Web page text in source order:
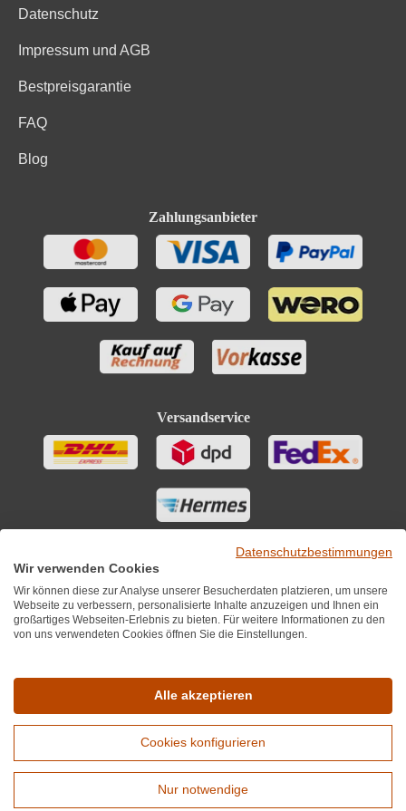
Datenschutz
Impressum und AGB
Bestpreisgarantie
FAQ
Blog
Zahlungsanbieter
Versandservice
*Alle Preise inkl. MwST zzgl. 5,90€ Versandkosten je Winzer.
Versandkostenfrei ab 12 Flaschen je Winzer.
Datenschutzbestimmungen
Wir verwenden Cookies
Wir können diese zur Analyse unserer Besucherdaten platzieren, um unsere
Webseite zu verbessern, personalisierte Inhalte anzuzeigen und Ihnen ein
großartiges Webseiten-Erlebnis zu bieten. Für weitere Informationen zu den
von uns verwendeten Cookies öffnen Sie die Einstellungen.
Alle akzeptieren
Cookies konfigurieren
Nur notwendige